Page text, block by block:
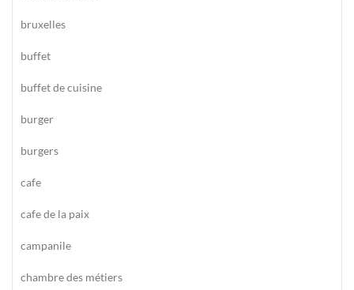
bruxelles
buffet
buffet de cuisine
burger
burgers
cafe
cafe de la paix
campanile
chambre des métiers